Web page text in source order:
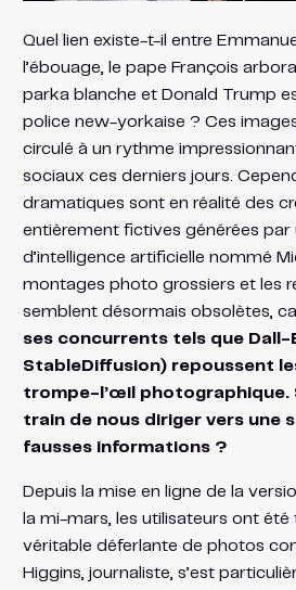
Quel lien existe-t-il entre
l’ébouage, le pape François
parka blanche et Donald Trump
police new-yorkaise ? Ces
circulé à un rythme
sociaux ces derniers jours.
dramatiques sont en réalité des
entièrement fictives générées par
d’intelligence artificielle nommé
montages photo grossiers et les
semblent désormais obsolètes,
ses concurrents tels que Dall-
StableDiffusion) repoussent
trompe-l’œil photographique.
train de nous diriger vers une
fausses informations ?
Depuis la mise en ligne de la
la mi-mars, les utilisateurs ont été
véritable déferlante de photos
Higgins, journaliste, s’est